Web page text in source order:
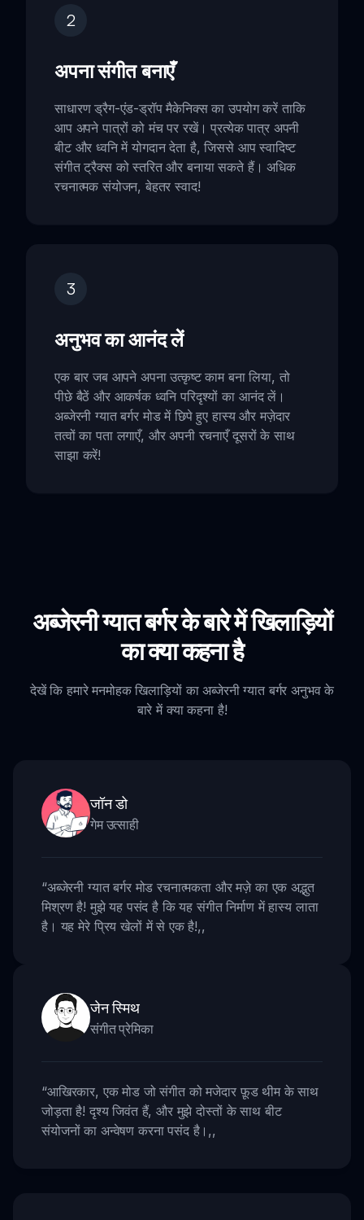
2
अपना संगीत बनाएँ
साधारण ड्रैग-एंड-ड्रॉप मैकेनिक्स का उपयोग करें ताकि
आप अपने पात्रों को मंच पर रखें। प्रत्येक पात्र अपनी
बीट और ध्वनि में योगदान देता है, जिससे आप स्वादिष्ट
संगीत ट्रैक्स को स्तरित और बनाया सकते हैं। अधिक
रचनात्मक संयोजन, बेहतर स्वाद!
3
अनुभव का आनंद लें
एक बार जब आपने अपना उत्कृष्ट काम बना लिया, तो
पीछे बैठें और आकर्षक ध्वनि परिदृश्यों का आनंद लें।
अब्जेरनी ग्यात बर्गर मोड में छिपे हुए हास्य और मज़ेदार
तत्वों का पता लगाएँ, और अपनी रचनाएँ दूसरों के साथ
साझा करें!
अब्जेरनी ग्यात बर्गर के बारे में खिलाड़ियों
का क्या कहना है
देखें कि हमारे मनमोहक खिलाड़ियों का अब्जेरनी ग्यात बर्गर अनुभव के
बारे में क्या कहना है!
जॉन डो
गेम उत्साही
“अब्जेरनी ग्यात बर्गर मोड रचनात्मकता और मज़े का एक अद्भुत
मिश्रण है! मुझे यह पसंद है कि यह संगीत निर्माण में हास्य लाता
है। यह मेरे प्रिय खेलों में से एक है!,,
जेन स्मिथ
संगीत प्रेमिका
“आखिरकार, एक मोड जो संगीत को मजेदार फ़ूड थीम के साथ
जोड़ता है! दृश्य जिवंत हैं, और मुझे दोस्तों के साथ बीट
संयोजनों का अन्वेषण करना पसंद है। ,,